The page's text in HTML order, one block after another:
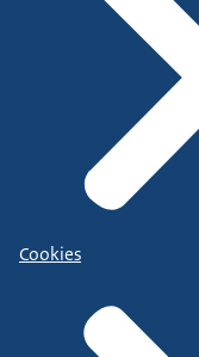
Cookies